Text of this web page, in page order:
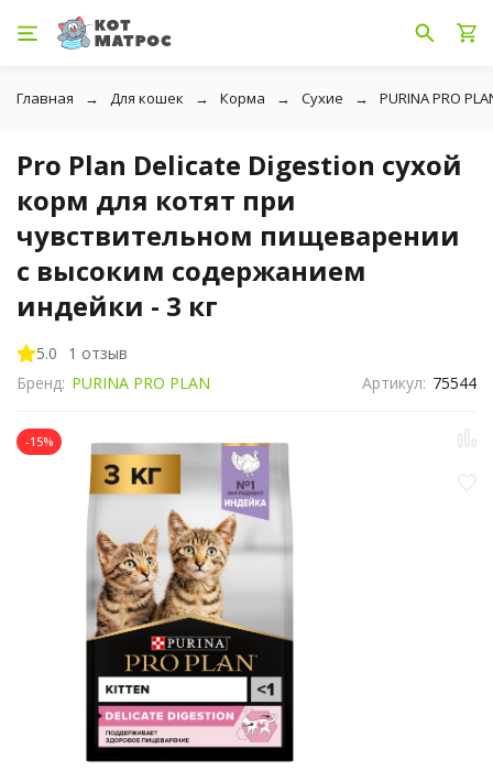
Главная Для кошек Корма Сухие PURINA PRO
Pro Plan Delicate Digestion сухой
корм для котят при
чувствительном пищеварении
с высоким содержанием
индейки - 3 кг
5.0
1 отзыв
Бренд: PURINA PRO PLAN Артикул: 75544
-15%